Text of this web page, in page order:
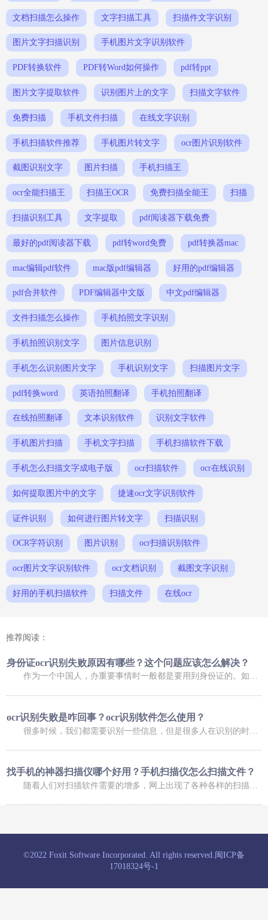
文档扫描怎么操作 文字扫描工具 扫描件文字识别
图片文字扫描识别 手机图片文字识别软件
PDF转换软件 PDF转Word如何操作 pdf转ppt
图片文字提取软件 识别图片上的文字 扫描文字软件
免费扫描 手机文件扫描 在线文字识别
手机扫描软件推荐 手机图片转文字 ocr图片识别软件
截图识别文字 图片扫描 手机扫描王
ocr全能扫描王 扫描王OCR 免费扫描全能王 扫描
扫描识别工具 文字提取 pdf阅读器下载免费
最好的pdf阅读器下载 pdf转word免费 pdf转换器mac
mac编辑pdf软件 mac版pdf编辑器 好用的pdf编辑器
pdf合并软件 PDF编辑器中文版 中文pdf编辑器
文件扫描怎么操作 手机拍照文字识别
手机拍照识别文字 图片信息识别
手机怎么识别图片文字 手机识别文字 扫描图片文字
pdf转换word 英语拍照翻译 手机拍照翻译
在线拍照翻译 文本识别软件 识别文字软件
手机图片扫描 手机文字扫描 手机扫描软件下载
手机怎么扫描文字成电子版 ocr扫描软件 ocr在线识别
如何提取图片中的文字 捷速ocr文字识别软件
证件识别 如何进行图片转文字 扫描识别
OCR字符识别 图片识别 ocr扫描识别软件
ocr图片文字识别软件 ocr文档识别 截图文字识别
好用的手机扫描软件 扫描文件 在线ocr
推荐阅读：
身份证ocr识别失败原因有哪些？这个问题应该怎么解决？
作为一个中国人，办重要事情时一般都是要用到身份证的。如果是在网上办理业务，可能还会用到身份证扫描件。不过，进行扫描时，我们总会碰到这样那样的问题，比如身份证ocr无法正常识别，那么，身份证ocr识别失败原因有哪些？这个问题又应该怎么解决呢？ 身份证ocr识别失败原因有哪些？ 导致身份证识别失败的原因有很多，常
ocr识别失败是咋回事？ocr识别软件怎么使用？
找手机的神器扫描仪哪个好用？手机扫描仪怎么扫描文件？
©2022 Foxit Software Incorporated. All rights reserved.闽ICP备
17018324号-1